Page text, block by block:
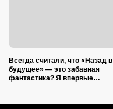
Всегда считали, что «Назад в
будущее» — это забавная
фантастика? Я впервые
ужаснулась